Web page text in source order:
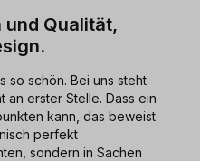
und Qualität,
so schön. Bei uns steht
an erster Stelle. Dass ein
kann, das beweist
perfekt
sondern in Sachen